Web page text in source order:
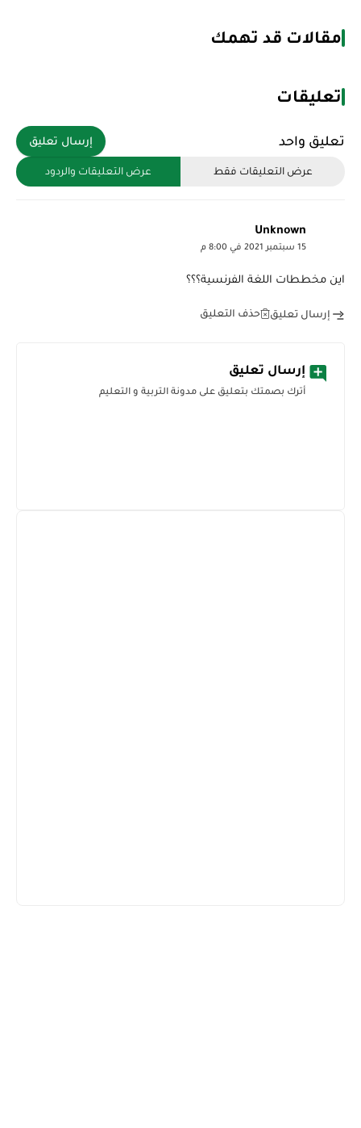
مقالات قد تهمك
تعليقات
تعليق واحد إرسال تعليق
عرض التعليقات فقط عرض التعليقات والردود
Unknown
15 سبتمبر 2021 في 8:00 م
اين مخططات اللغة الفرنسية؟؟؟
إرسال تعليق حذف التعليق
إرسال تعليق
أترك بصمتك بتعليق على مدونة التربية و التعليم